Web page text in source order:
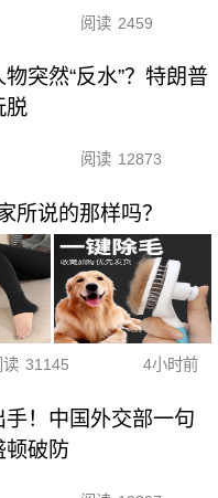
阅读 2459
突然“反水”？特朗普
脱
阅读 12873
所说的那样吗？
读 31145 4小时前
手！中国外交部一句
顿破防